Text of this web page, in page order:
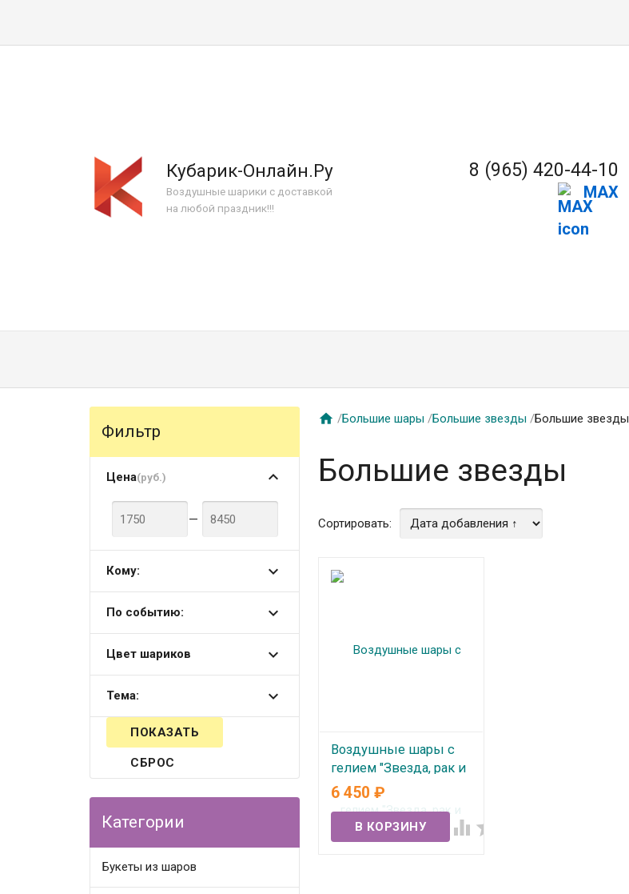
Кубарик-Онлайн.Ру
Воздушные шарики с доставкой
на любой праздник!!!
8 (965) 420-44-10
MAX
Фильтр
Цена(руб.)
—
Кому:
По событию:
Цвет шариков
Тема:
СБРОС
Категории
Букеты из шаров
 /Большие шары /Большие звезды /Большие звезды
Большие звезды
Сортировать:
Воздушные шары с
гелием "Звезда, рак и
пиво" №369
В наличии
6 450 ₽
 